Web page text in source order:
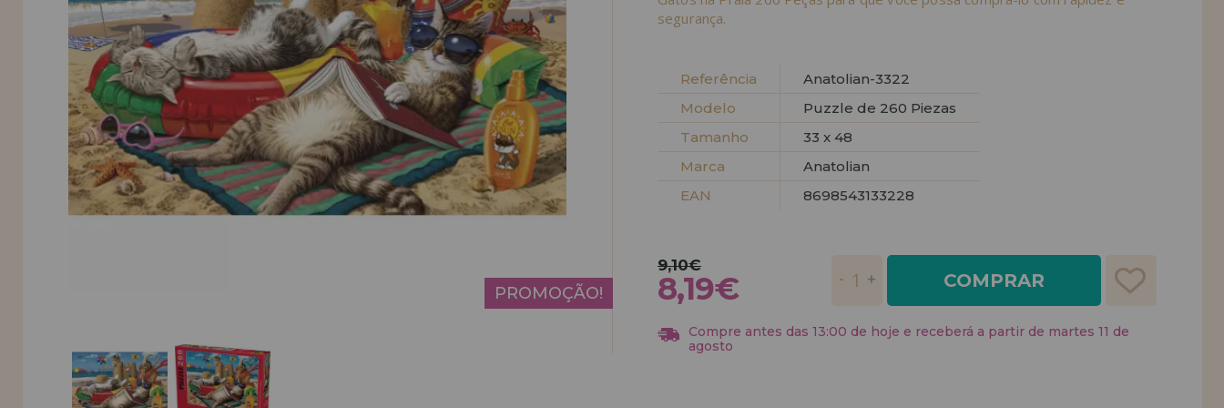
LIQUIDAÇÕES
EM FORMAÇÃO
info@casadopuzzle.pt
segurança.
Referência
Anatolian-3322
Modelo
Puzzle de 260 Piezas
Tamanho
33 x 48
Marca
Anatolian
EAN
8698543133228
PROMOÇÃO!
9,10€
8,19€ COMPRAR
Compre antes das 13:00 de hoje e receberá a partir de martes 11 de
agosto